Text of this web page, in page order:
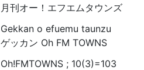
月刊オー！エフエムタウンズ
Gekkan o efuemu taunzu
ゲッカン Oh FM TOWNS
Oh!FMTOWNS ; 10(3)=103